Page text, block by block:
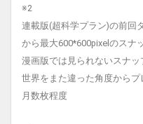
※2
連載版(超科学プラン)の前回
から最大600*600pixelのスナ
漫画版では見られないスナ
世界をまた違った角度からプ
月数枚程度